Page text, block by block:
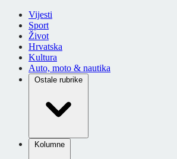
Vijesti
Sport
Život
Hrvatska
Kultura
Auto, moto & nautika
Ostale rubrike
Kolumne